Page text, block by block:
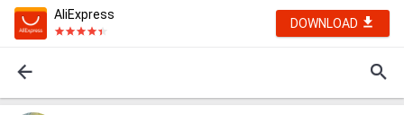
AliExpress
DOWNLOAD